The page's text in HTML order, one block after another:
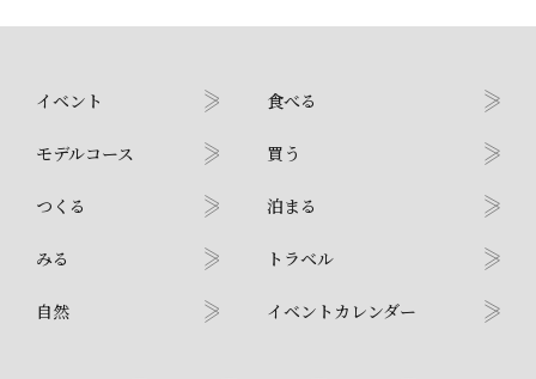
イベント
モデルコース
つくる
みる
自然
食べる
買う
泊まる
トラベル
イベントカレンダー